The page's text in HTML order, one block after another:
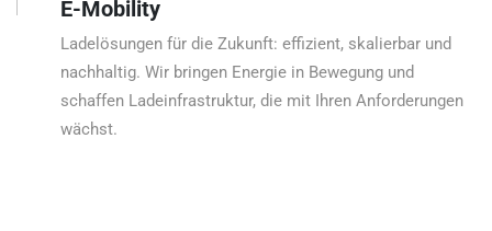
E-Mobility
Ladelösungen für die Zukunft: effizient, skalierbar und
nachhaltig. Wir bringen Energie in Bewegung und
schaffen Ladeinfrastruktur, die mit Ihren Anforderungen
wächst.